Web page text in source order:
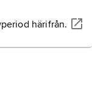
härifrån.